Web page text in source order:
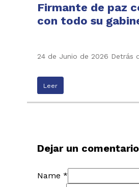
Firmante de paz
con todo su
24 de Junio de 2026 Detrás
Leer
Dejar un comentario
Name *